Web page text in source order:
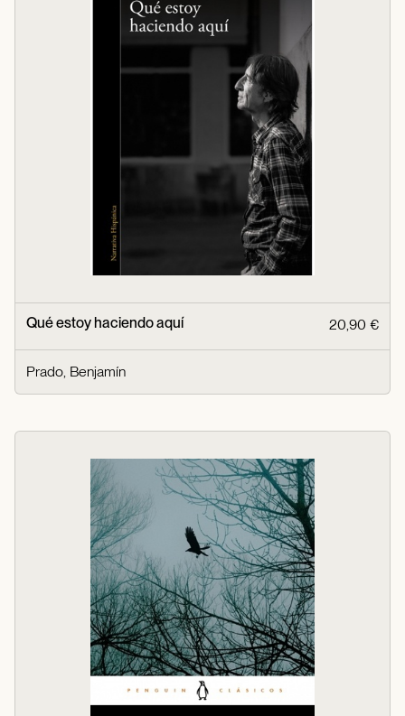
Qué estoy haciendo aquí 20,90 €
Prado, Benjamín